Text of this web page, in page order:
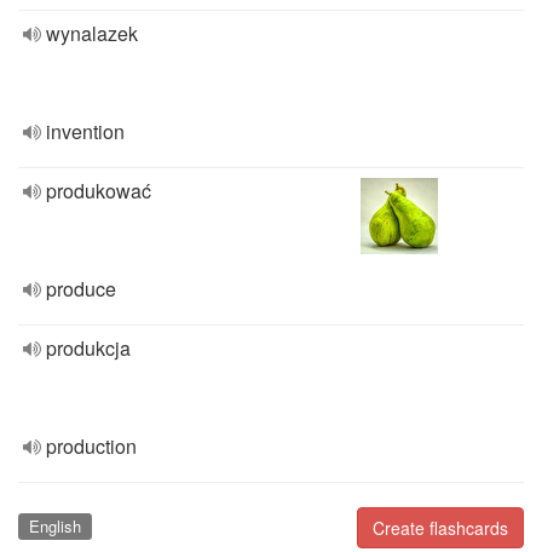
wynalazek
invention
produkować
produce
produkcja
production
Create flashcards
English